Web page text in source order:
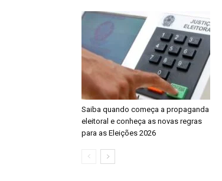
Saiba quando começa a propaganda
eleitoral e conheça as novas regras
para as Eleições 2026